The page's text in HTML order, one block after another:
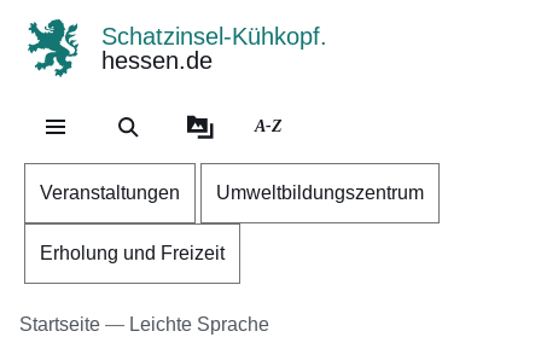
Schatzinsel-Kühkopf.
hessen.de
A-Z
Veranstaltungen Umweltbildungszentrum
Erholung und Freizeit
Startseite
Leichte Sprache